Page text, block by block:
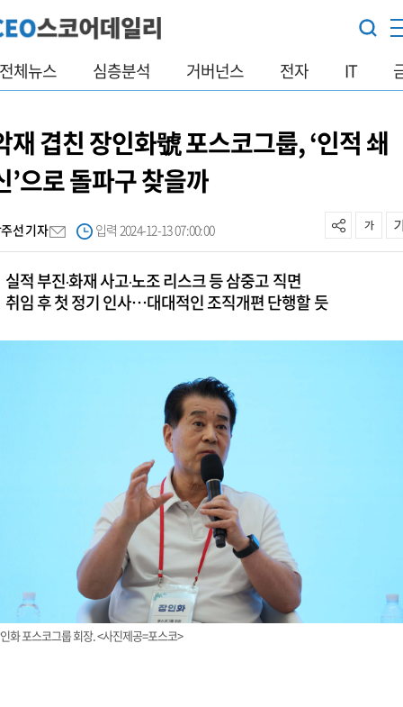
전체뉴스 심층분석 거버넌스 전자 IT
재 겹친 장인화號 포스코그룹, ‘인적 쇄
’으로 돌파구 찾을까
선 기자 입력 2024-12-13 07:00:00
실적 부진‧화재 사고‧노조 리스크 등 삼중고 직면
취임 후 첫 정기 인사…대대적인 조직개편 단행할 듯
화 포스코그룹 회장. <사진제공=포스코>